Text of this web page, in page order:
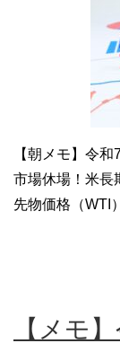
【朝メモ】令
市場休場！米長
先物価格（WTI
【メモ